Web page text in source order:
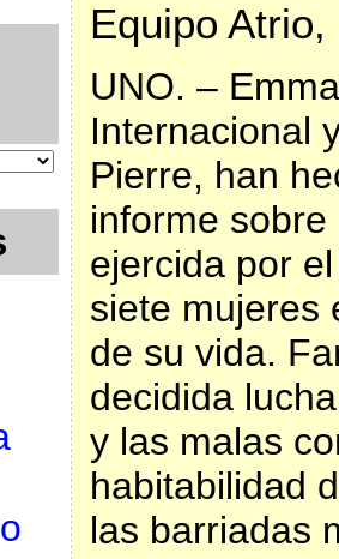
Equipo
UNO. –
Internacional
Pierre, han
informe
ejercida por
siete mujeres
de su vida.
decidida
y las malas
habitabilidad
las barriadas